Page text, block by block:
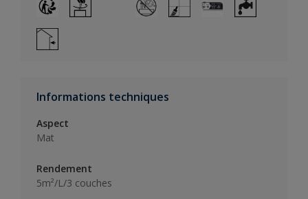
Informations techniques
Aspect
Mat
Rendement
5m²/L/3 couches